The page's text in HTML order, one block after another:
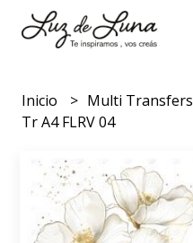
Inicio Multi Transfers
Tr A4 FLRV 04